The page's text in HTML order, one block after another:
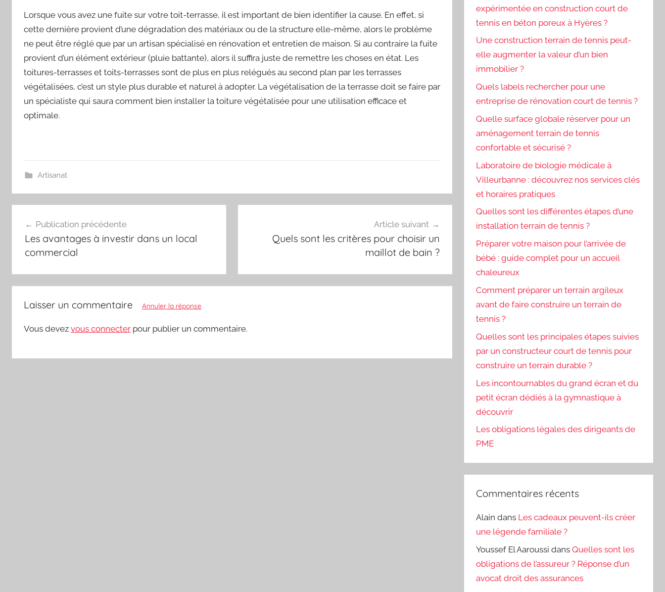
Lorsque vous avez une fuite sur votre toit-terrasse, il est important de bien identifier la cause. En effet, si
cette dernière provient d’une dégradation des matériaux ou de la structure elle-même, alors le problème
ne peut être réglé que par un artisan spécialisé en rénovation et entretien de maison. Si au contraire la fuite
provient d’un élément extérieur (pluie battante), alors il suffira juste de remettre les choses en état. Les
toitures-terrasses et toits-terrasses sont de plus en plus relégués au second plan par les terrasses
végétalisées, c’est un style plus durable et naturel à adopter. La végétalisation de la terrasse doit se faire par
un spécialiste qui saura comment bien installer la toiture végétalisée pour une utilisation efficace et
optimale.
Artisanat
de
l’article
Publication précédente
Les avantages à investir dans un local
commercial
Article suivant
Quels sont les critères pour choisir un
maillot de bain ?
Laisser un commentaire Annuler la réponse
Vous devez vous connecter pour publier un commentaire.
expérimentée en construction court de
tennis en béton poreux à Hyères ?
Une construction terrain de tennis peut-
elle augmenter la valeur d’un bien
immobilier ?
Quels labels rechercher pour une
entreprise de rénovation court de tennis ?
Quelle surface globale réserver pour un
aménagement terrain de tennis
confortable et sécurisé ?
Laboratoire de biologie médicale à
Villeurbanne : découvrez nos services clés
et horaires pratiques
Quelles sont les différentes étapes d’une
installation terrain de tennis ?
Préparer votre maison pour l’arrivée de
bébé : guide complet pour un accueil
chaleureux
Comment préparer un terrain argileux
avant de faire construire un terrain de
tennis ?
Quelles sont les principales étapes suivies
par un constructeur court de tennis pour
construire un terrain durable ?
Les incontournables du grand écran et du
petit écran dédiés à la gymnastique à
découvrir
Les obligations légales des dirigeants de
PME
Commentaires récents
Alain dans Les cadeaux peuvent-ils créer
une légende familiale ?
Youssef El Aaroussi dansQuelles sont les
obligations de l’assureur ? Réponse d’un
avocat droit des assurances